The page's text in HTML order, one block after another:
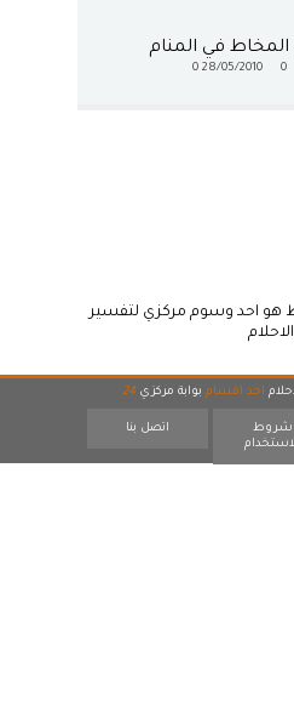
في المنام
0
28/05/2010
0
هو احد وسوم مركزي لتفسير
الاحلام
احد اقسام بوابة مركزي 24
شروط
اتصل بنا